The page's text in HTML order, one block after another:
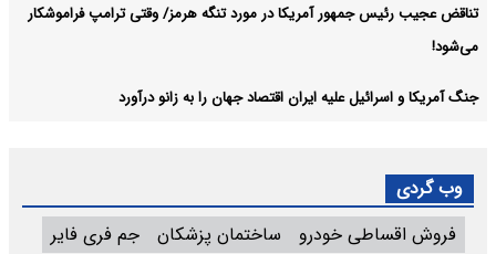
تناقض عجیب رئیس جمهور آمریکا در مورد تنگه هرمز/ وقتی ترامپ فراموشکار
می‌شود!
جنگ آمریکا و اسرائیل علیه ایران اقتصاد جهان را به زانو درآورد
وب گردی
فروش اقساطی خودرو
ساختمان پزشکان جم فری فایر